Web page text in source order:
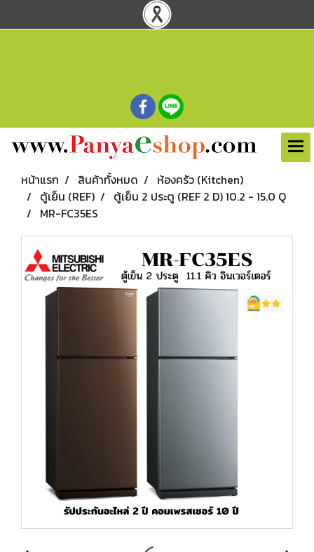
หน้าแรก สินค้าทั้งหมด
ห้องครัว (Kitchen)
ตู้เย็น (REF)
ตู้เย็น 2 ประตู (REF 2 D) 10.2 - 15.0 Q
MR-FC35ES